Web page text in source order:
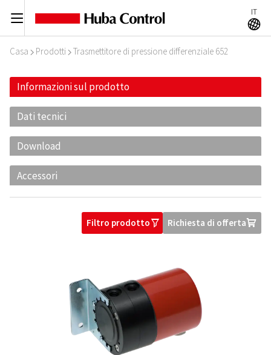
C IT
A
Casa I Prodotti I Trasmettitore di pressione differenziale 652
Informazioni sul prodotto
Dati tecnici
Download
Accessori
Filtro prodottoO Richiesta di offertaU